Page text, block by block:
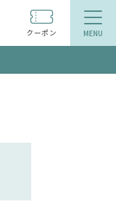
クーポン